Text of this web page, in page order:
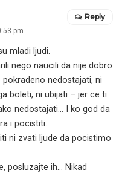
pm
mladi ljudi.
nego naucili da nije dobro
nedostajati, ni
boleti, ni ubijati – jer ce ti
nedostajati… I ko god da
i pocistiti.
ni zvati ljude da pocistimo
posluzajte ih… Nikad
Reply